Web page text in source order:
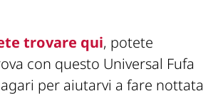
trovare qui, potete
con questo Universal Fufa
per aiutarvi a fare nottata